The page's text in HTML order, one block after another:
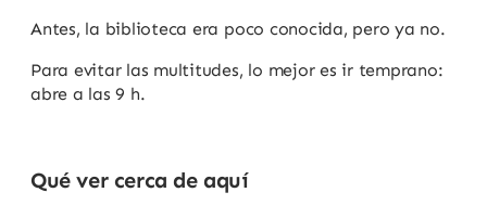
Antes, la biblioteca era poco conocida, pero ya no.
Para evitar las multitudes, lo mejor es ir temprano:
abre a las 9 h.
Qué ver cerca de aquí